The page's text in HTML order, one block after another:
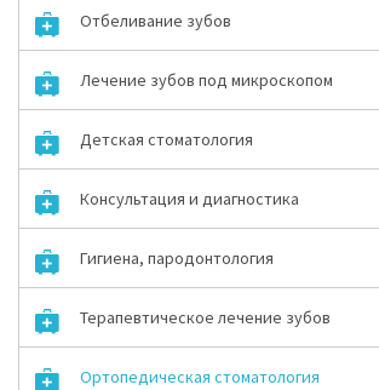
Отбеливание зубов
Лечение зубов под микроскопом
Детская стоматология
Консультация и диагностика
Гигиена, пародонтология
Терапевтическое лечение зубов
Ортопедическая стоматология